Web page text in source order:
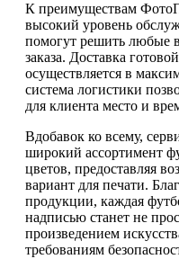
К преимуществам
высокий уровень
помогут решить любые
заказа. Доставка
осуществляется в
система логистики
для клиента место и
Вдобавок ко всему,
широкий ассортимент
цветов, предоставляя
вариант для печати.
продукции, каждая
надписью станет не
произведением
требованиям